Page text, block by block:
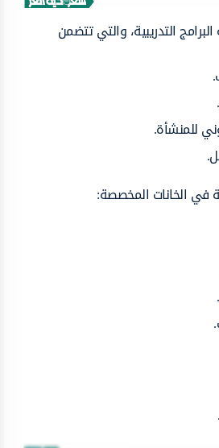
التدريبية، والتي تتضمن
للمنشأة.
في الخانات المخصصة: